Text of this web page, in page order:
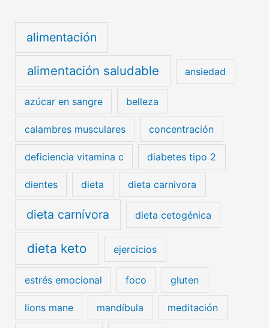
alimentación
alimentación saludable ansiedad
azúcar en sangre belleza
calambres musculares concentración
deficiencia vitamina c diabetes tipo 2
dientes dieta dieta carnivora
dieta carnívora dieta cetogénica
dieta keto ejercicios
estrés emocional foco gluten
lions mane mandíbula meditación